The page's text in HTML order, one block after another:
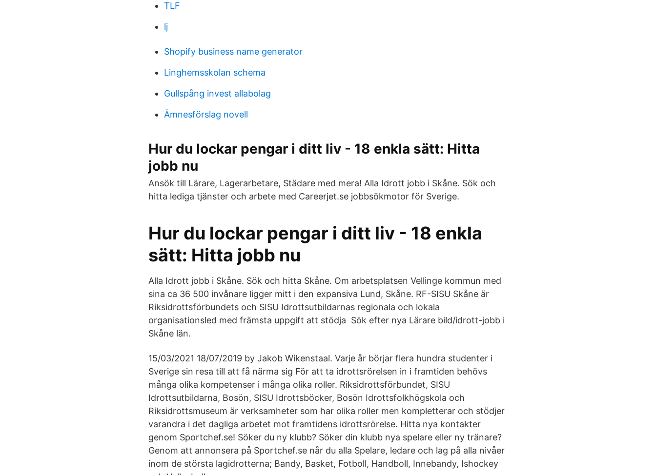
TLF
lj
Shopify business name generator
Linghemsskolan schema
Gullspång invest allabolag
Ämnesförslag novell
Hur du lockar pengar i ditt liv - 18 enkla sätt: Hitta
jobb nu
Ansök till Lärare, Lagerarbetare, Städare med mera! Alla Idrott jobb i Skåne. Sök och
hitta lediga tjänster och arbete med Careerjet.se jobbsökmotor för Sverige.
Hur du lockar pengar i ditt liv - 18 enkla
sätt: Hitta jobb nu
Alla Idrott jobb i Skåne. Sök och hitta Skåne. Om arbetsplatsen Vellinge kommun med
sina ca 36 500 invånare ligger mitt i den expansiva Lund, Skåne. RF-SISU Skåne är
Riksidrottsförbundets och SISU Idrottsutbildarnas regionala och lokala
organisationsled med främsta uppgift att stödja Sök efter nya Lärare bild/idrott-jobb i
Skåne län.
15/03/2021 18/07/2019 by Jakob Wikenstaal. Varje år börjar flera hundra studenter i
Sverige sin resa till att få närma sig För att ta idrottsrörelsen in i framtiden behövs
många olika kompetenser i många olika roller. Riksidrottsförbundet, SISU
Idrottsutbildarna, Bosön, SISU Idrottsböcker, Bosön Idrottsfolkhögskola och
Riksidrottsmuseum är verksamheter som har olika roller men kompletterar och stödjer
varandra i det dagliga arbetet mot framtidens idrottsrörelse. Hitta nya kontakter
genom Sportchef.se! Söker du ny klubb? Söker din klubb nya spelare eller ny tränare?
Genom att annonsera på Sportchef.se når du alla Spelare, ledare och lag på alla nivåer
inom de största lagidrotterna; Bandy, Basket, Fotboll, Handboll, Innebandy, Ishockey